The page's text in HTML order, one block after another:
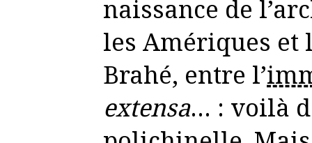
naissance de
les Amériques et
Brahé, entre l’
extensa… : voilà